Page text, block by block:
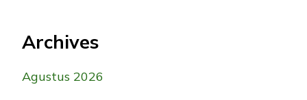
Archives
Agustus 2026